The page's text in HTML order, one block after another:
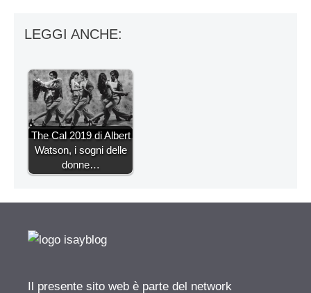
LEGGI ANCHE:
The Cal 2019 di Albert
Watson, i sogni delle
donne…
Il presente sito web è parte del network